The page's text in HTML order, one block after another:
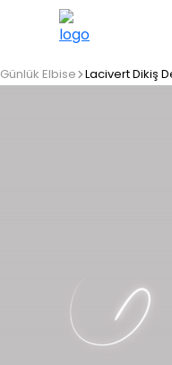
2500 TL üzeri ücretsiz kargo
Günlük Elbise Lacivert Dikiş